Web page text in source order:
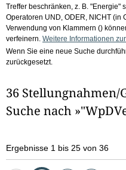
Treffer beschränken, z. B. "Energie"
Operatoren UND, ODER, NICHT (in
Verwendung von Klammern ()
verfeinern. Weitere Informationen
Wenn Sie eine neue Suche
zurückgesetzt.
36 Stellungnahmen/
Suche nach
Ergebnisse 1 bis 25 von 36